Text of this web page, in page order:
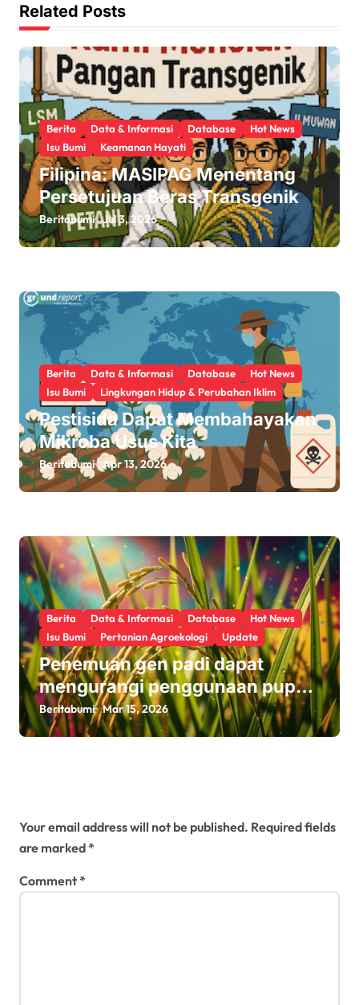
i
g
a
t
i
o
n
Related Posts
Berita Data & Informasi Database
Hot News
Isu Bumi
Keamanan Hayati
Filipina: MASIPAG Menentang
Persetujuan Beras Transgenik
Beritabumi Jul 3, 2026
Berita Data & Informasi Database
Hot News
Isu Bumi
Lingkungan Hidup & Perubahan Iklim
Pestisida Dapat Membahayakan
Mikroba Usus Kita
Beritabumi Apr 13, 2026
Berita Data & Informasi Database
Hot News
Isu Bumi
Pertanian Agroekologi Update
Penemuan gen padi dapat
mengurangi penggunaan pupuk
sekaligus melindungi hasil
panen
Beritabumi Mar 15, 2026
Your email address will not be published. Required fields
are marked*
Comment*